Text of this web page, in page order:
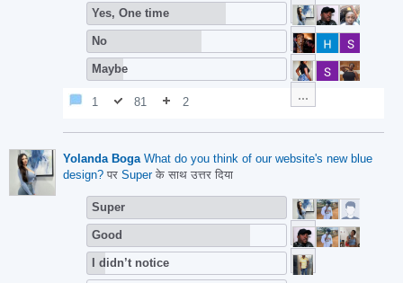
Yes, One time
No
Maybe
1 81 2
Yolanda Boga What do you think of our website's new blue
design? पर Superके साथ उत्तर दिया
Super
Good
I didn’t notice